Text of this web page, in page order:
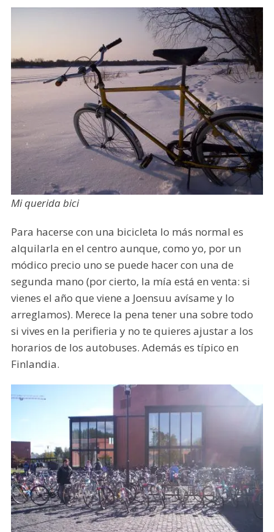
Mi querida bici
Para hacerse con una bicicleta lo más normal es
alquilarla en el centro aunque, como yo, por un
módico precio uno se puede hacer con una de
segunda mano (por cierto, la mía está en venta: si
vienes el año que viene a Joensuu avísame y lo
arreglamos). Merece la pena tener una sobre todo
si vives en la perifieria y no te quieres ajustar a los
horarios de los autobuses. Además es típico en
Finlandia.